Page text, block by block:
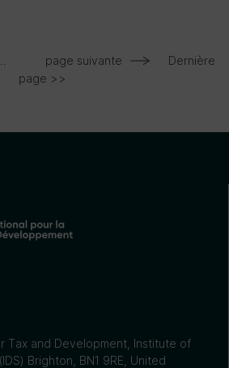
page suivante
Dernière
page >>
Tax and Development, Institute of
Brighton, BN1 9RE, United